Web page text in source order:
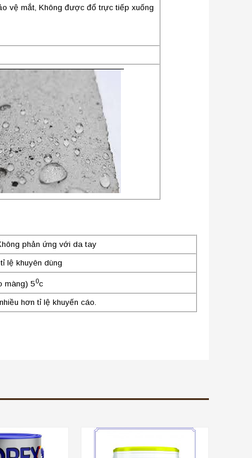
vệ mắt, Không được đổ trực tiếp xuống
phản ứng với da tay
lệ khuyên dùng
màng) 50c
hơn tỉ lệ khuyến cáo.